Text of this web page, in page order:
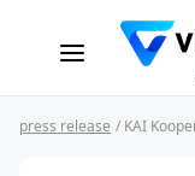
press release